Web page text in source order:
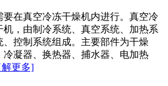
要在真空冷冻干燥机内进行。真空冷
机，由制冷系统、真空系统、加热系
、控制系统组成。主要部件为干燥
冷凝器、换热器、捕水器、电加热
解更多]